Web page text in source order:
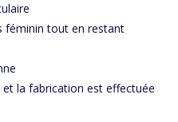
féminin tout en restant
et la fabrication est effectuée